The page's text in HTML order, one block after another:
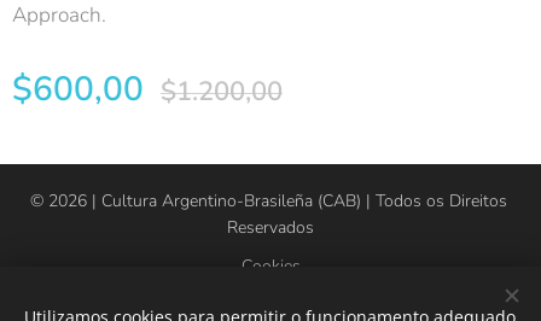
Approach.
$600,00 $1.200,00
© 2026 | Cultura Argentino-Brasileña (CAB) | Todos os Direitos
Reservados
Cookies